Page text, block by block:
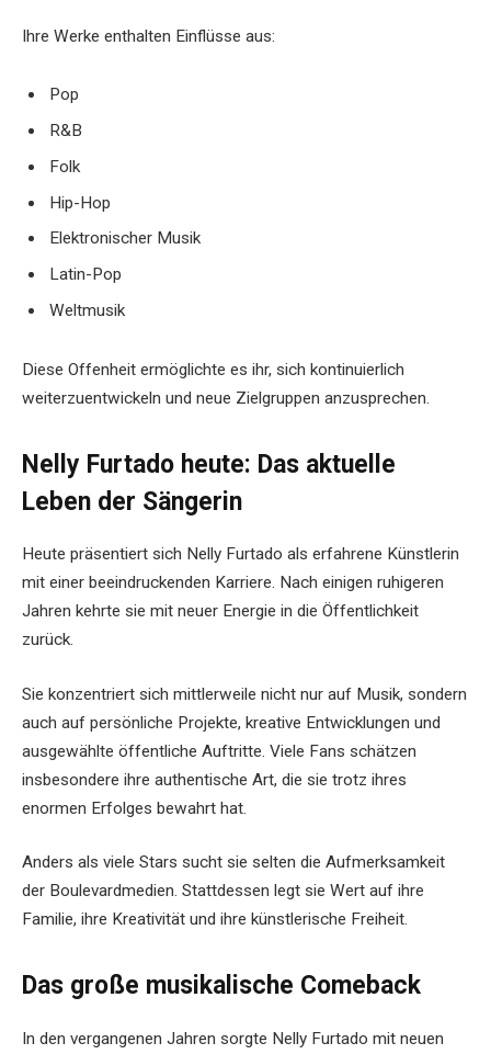
Ihre Werke enthalten Einflüsse aus:
Pop
R&B
Folk
Hip-Hop
Elektronischer Musik
Latin-Pop
Weltmusik
Diese Offenheit ermöglichte es ihr, sich kontinuierlich
weiterzuentwickeln und neue Zielgruppen anzusprechen.
Nelly Furtado heute: Das aktuelle
Leben der Sängerin
Heute präsentiert sich Nelly Furtado als erfahrene Künstlerin
mit einer beeindruckenden Karriere. Nach einigen ruhigeren
Jahren kehrte sie mit neuer Energie in die Öffentlichkeit
zurück.
Sie konzentriert sich mittlerweile nicht nur auf Musik, sondern
auch auf persönliche Projekte, kreative Entwicklungen und
ausgewählte öffentliche Auftritte. Viele Fans schätzen
insbesondere ihre authentische Art, die sie trotz ihres
enormen Erfolges bewahrt hat.
Anders als viele Stars sucht sie selten die Aufmerksamkeit
der Boulevardmedien. Stattdessen legt sie Wert auf ihre
Familie, ihre Kreativität und ihre künstlerische Freiheit.
Das große musikalische Comeback
In den vergangenen Jahren sorgte Nelly Furtado mit neuen